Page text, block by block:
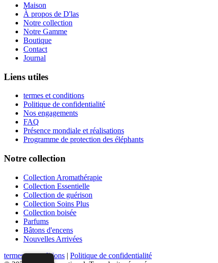
Maison
À propos de D'las
Notre collection
Notre Gamme
Boutique
Contact
Journal
Liens utiles
termes et conditions
Politique de confidentialité
Nos engagements
FAQ
Présence mondiale et réalisations
Programme de protection des éléphants
Notre collection
Collection Aromathérapie
Collection Essentielle
Collection de guérison
Collection Soins Plus
Collection boisée
Parfums
Bâtons d'encens
Nouvelles Arrivées
termes et conditions | Politique de confidentialité